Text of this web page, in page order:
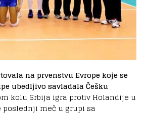
na prvenstvu Evrope koje se
ubedljivo savladala Češku
kolu Srbija igra protiv Holandije u
poslednji meč u grupi sa